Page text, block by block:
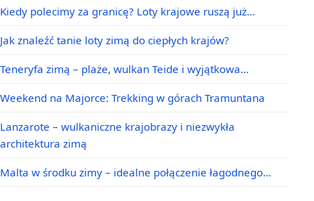
Kiedy polecimy za granicę? Loty krajowe ruszą już…
Jak znaleźć tanie loty zimą do ciepłych krajów?
Teneryfa zimą – plaże, wulkan Teide i wyjątkowa…
Weekend na Majorce: Trekking w górach Tramuntana
Lanzarote – wulkaniczne krajobrazy i niezwykła
architektura zimą
Malta w środku zimy – idealne połączenie łagodnego…